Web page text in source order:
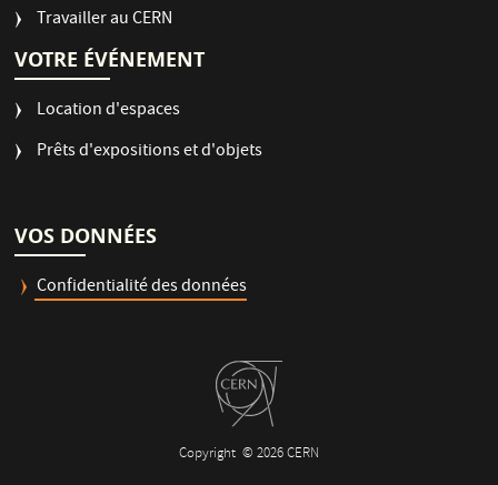
Travailler au CERN
VOTRE ÉVÉNEMENT
Location d'espaces
Prêts d'expositions et d'objets
VOS DONNÉES
Confidentialité des données
Copyright © 2026 CERN